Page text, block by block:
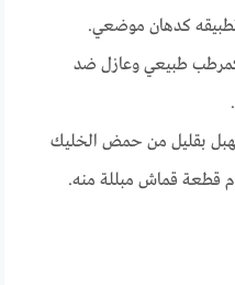
كدهان موضعي.
كمرطب طبيعي وعازل ضد
بقليل من حمض الخليك
قطعة قماش مبللة منه.